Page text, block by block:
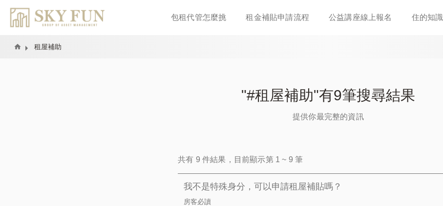
至
包租代管怎麼挑 租金補貼申請流程 公益講座線上報名 住的知識
Home 租屋補助
"#租屋補助"有9筆搜尋結果
提供你最完整的資訊
共有 9 件結果，目前顯示第 1 ~ 9 筆
我不是特殊身分，可以申請租屋補貼嗎？
房客必讀